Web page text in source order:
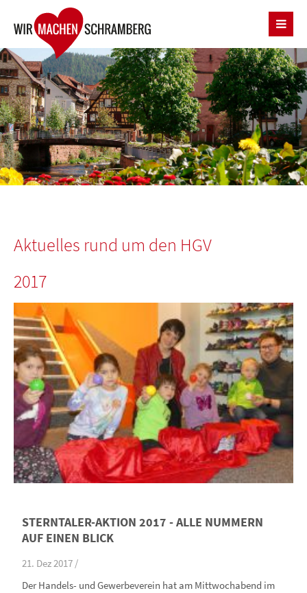
Aktuelles rund um den HGV
2017
STERNTALER-AKTION 2017 - ALLE NUMMERN
AUF EINEN BLICK
21. Dez 2017 /
Der Handels- und Gewerbeverein hat am Mittwochabend im